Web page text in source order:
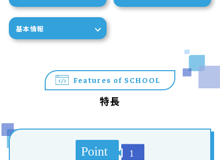
基本情報
Features of SCHOOL
特長